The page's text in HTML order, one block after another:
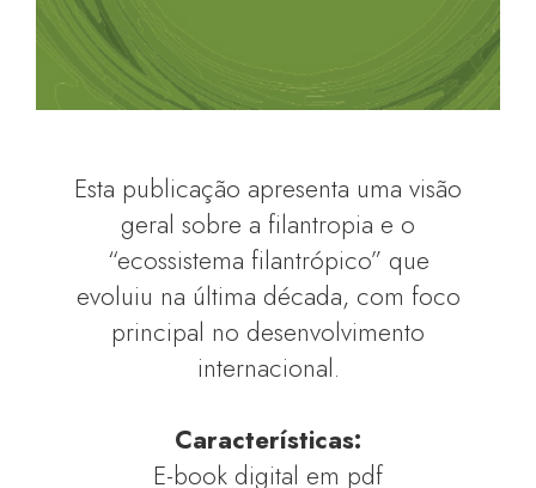
Esta publicação apresenta uma visão
geral sobre a filantropia e o
“ecossistema filantrópico” que
evoluiu na última década, com foco
principal no desenvolvimento
internacional.
Características:
E-book digital em pdf